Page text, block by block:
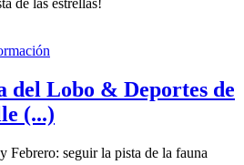
del Lobo & Deportes de
(...)
Febrero: seguir la pista de la fauna